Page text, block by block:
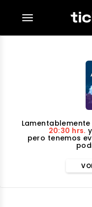
desplegar
20:30 hrs.
pero tenemos